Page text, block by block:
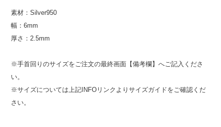
素材：Silver950
幅：6mm
厚さ：2.5mm
※手首回りのサイズをご注文の最終画面【備考欄】へご記入くださ
い。
※サイズについては上記INFOリンクよりサイズガイドをご確認くだ
さい。